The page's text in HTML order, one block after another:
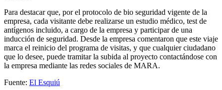
Para destacar que, por el protocolo de bio seguridad vigente de la
empresa, cada visitante debe realizarse un estudio médico, test de
antígenos incluido, a cargo de la empresa y participar de una
inducción de seguridad. Desde la empresa comentaron que este viaje
marca el reinicio del programa de visitas, y que cualquier ciudadano
que lo desee, puede tramitar la subida al proyecto contactándose con
la empresa mediante las redes sociales de MARA.
Fuente: El Esquiú